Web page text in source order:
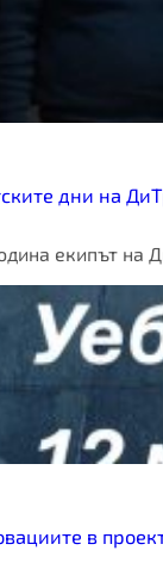
дни на
екипът на
в